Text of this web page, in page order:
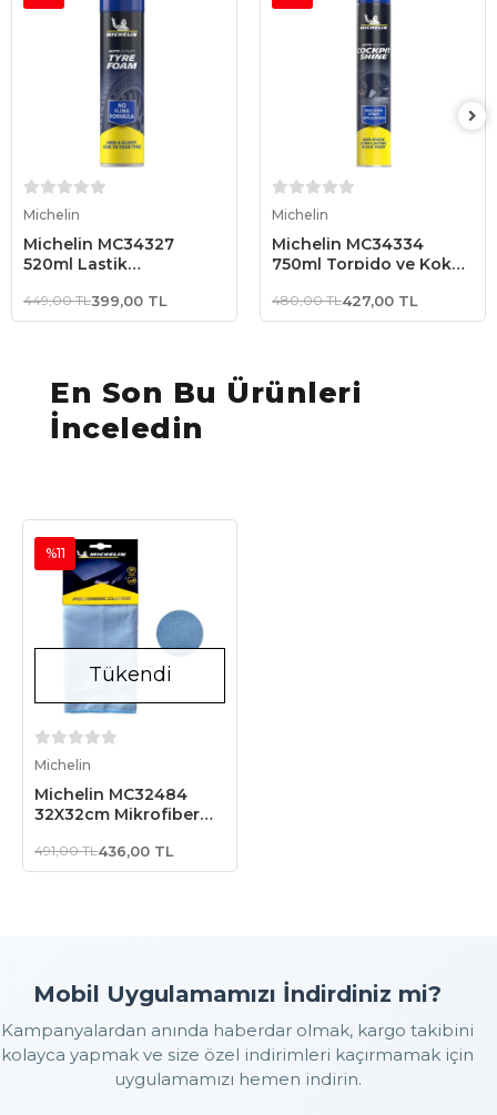
Michelin
Michelin MC34327
520ml Lastik
449,00 TL399,00 TL
Michelin
Michelin MC34334
750ml Torpido ve Kokpit
Spreyi Gizemli Aroma
480,00 TL427,00 TL
En Son Bu Ürünleri
İnceledin
Tükendi
Michelin
Michelin MC32484
32X32cm Mikrofiber
Bezi, 2 Adet
%11
491,00 TL436,00 TL
Mobil Uygulamamızı İndirdiniz mi?
Kampanyalardan anında haberdar olmak, kargo takibini
kolayca yapmak ve size özel indirimleri kaçırmamak için
uygulamamızı hemen indirin.